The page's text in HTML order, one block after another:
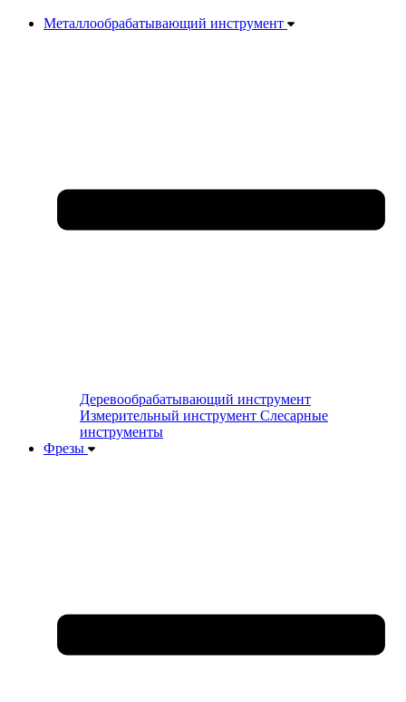
Металлообрабатывающий инструмент
Деревообрабатывающий инструмент
Измерительный инструмент Слесарные
инструменты
Фрезы